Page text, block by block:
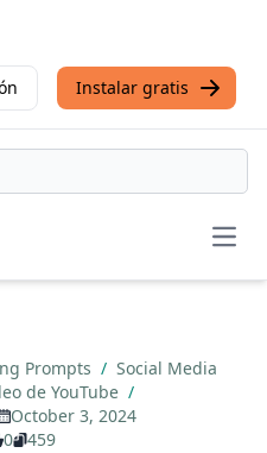
Instalar gratis
Prompts / Social Media
de YouTube /
October 3, 2024
0 459